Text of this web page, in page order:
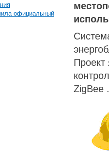
официальный
Проект
ZigBee .